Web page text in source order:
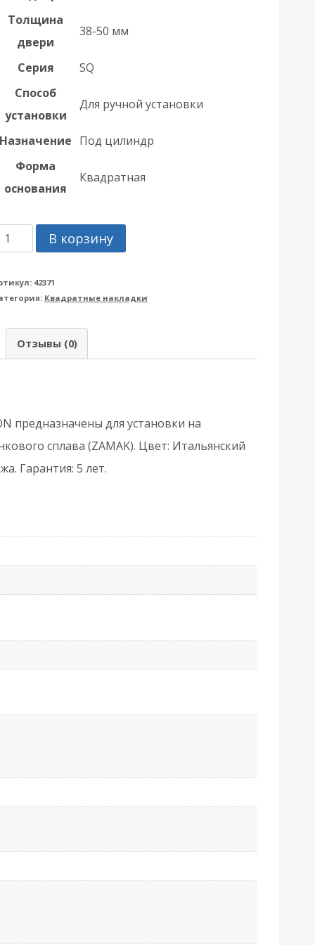
Толщина
двери
38-50 мм
Серия
SQ
Способ
установки
Для ручной установки
Назначение Под цилиндр
Форма
основания
Квадратная
Количество
CYLINDER
В корзину
42371
Квадратные накладки
Отзывы (0)
предназначены для установки на
сплава (ZAMAK). Цвет: Итальянский
Гарантия: 5 лет.